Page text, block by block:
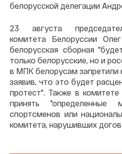
белорусской делегации
23 августа
комитета Белоруссии
белорусская сборная
только белорусские, но и
в МПК белорусам запретили
заявив, что это будет
протест". Также в
принять
спортсменов или
комитета, нарушивших